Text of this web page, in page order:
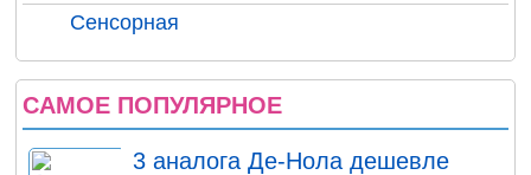
Сенсорная
САМОЕ ПОПУЛЯРНОЕ
3 аналога Де-Нола дешевле